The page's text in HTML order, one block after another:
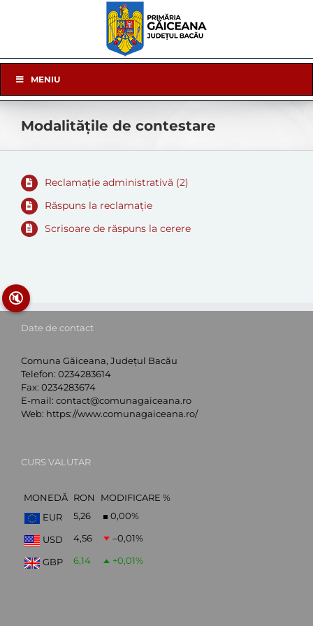
Navigation
MENIU
Modalitățile de contestare
Reclamaţie administrativă (2)
Răspuns la reclamaţie
Scrisoare de răspuns la cerere
Date de contact
Comuna Găiceana, Județul Bacău
Telefon: 0234283614
Fax: 0234283674
E-mail: contact@comunagaiceana.ro
Web: https://www.comunagaiceana.ro/
CURS VALUTAR
MONEDĂ RON
MODIFICARE %
EUR
5,26 0,00%
USD 4,56 –0,01%
GBP 6,14 +0,01%
🔇